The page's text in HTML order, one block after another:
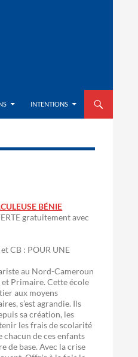
INTENTIONS
BÉNIE
gratuitement avec
CB : POUR UNE
au Nord-Cameroun
Primaire. Cette école
aux moyens
s’est agrandie. Ils
sa création, les
les frais de scolarité
de ces enfants
de base. Avec la crise